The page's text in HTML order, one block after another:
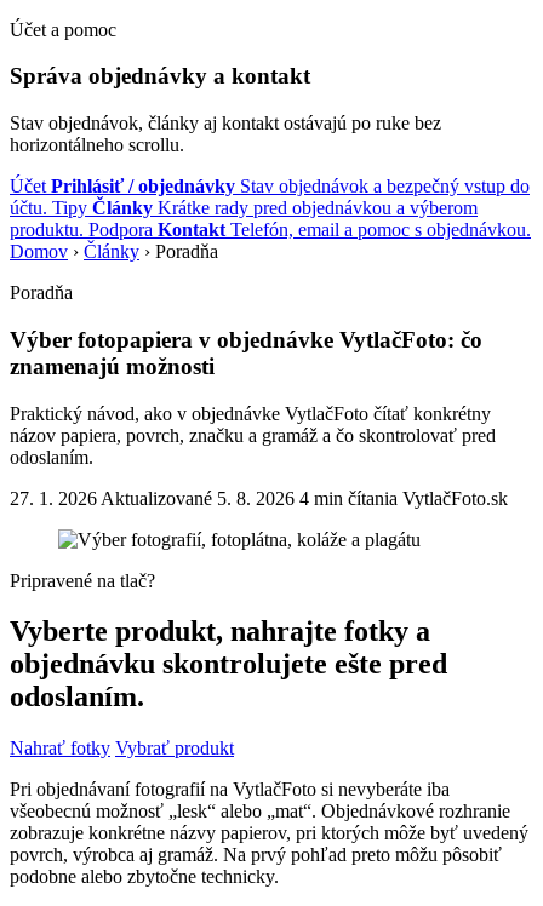
Účet a pomoc
Správa objednávky a kontakt
Stav objednávok, články aj kontakt ostávajú po ruke bez
horizontálneho scrollu.
Účet Prihlásiť / objednávky Stav objednávok a bezpečný vstup do
účtu. Tipy Články Krátke rady pred objednávkou a výberom
produktu. Podpora Kontakt Telefón, email a pomoc s objednávkou.
Domov › Články › Poradňa
Poradňa
Výber fotopapiera v objednávke VytlačFoto: čo
znamenajú možnosti
Praktický návod, ako v objednávke VytlačFoto čítať konkrétny
názov papiera, povrch, značku a gramáž a čo skontrolovať pred
odoslaním.
27. 1. 2026 Aktualizované 5. 8. 2026 4 min čítania VytlačFoto.sk
Pripravené na tlač?
Vyberte produkt, nahrajte fotky a
objednávku skontrolujete ešte pred
odoslaním.
Nahrať fotky Vybrať produkt
Pri objednávaní fotografií na VytlačFoto si nevyberáte iba
všeobecnú možnosť „lesk“ alebo „mat“. Objednávkové rozhranie
zobrazuje konkrétne názvy papierov, pri ktorých môže byť uvedený
povrch, výrobca aj gramáž. Na prvý pohľad preto môžu pôsobiť
podobne alebo zbytočne technicky.